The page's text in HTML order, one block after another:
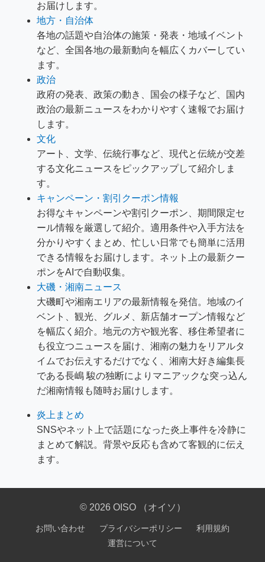
お届けします。
地方・自治体
各地の話題や自治体の施策・発表・地域イベント
など、全国各地の最新動向を幅広くカバーしてい
ます。
政治
政府の発表、政策の動き、国会の様子など、国内
政治の最新ニュースをわかりやすく速報でお届け
します。
文化
アート、文学、伝統行事など、現代と伝統が交差
する文化ニュースをピックアップして紹介しま
す。
キャンペーン・割引クーポン情報
お得なキャンペーンや割引クーポン、期間限定セ
ール情報を厳選して紹介。適用条件や入手方法を
分かりやすくまとめ、忙しい日常でも簡単に活用
できる情報をお届けします。ネット上の最新クー
ポンをAIで自動収集。
大磯・湘南ニュース
大磯町や湘南エリアの最新情報を発信。地域のイ
ベント、観光、グルメ、新店舗オープン情報など
を幅広く紹介。地元の方や観光客、移住希望者に
も役立つニュースを届け、湘南の魅力をリアルタ
イムでお伝えするだけでなく、湘南大好き編集長
である長嶋 駿の独断によりマニアックな突っ込ん
だ湘南情報も随時お届けします。
炎上まとめ
SNSやネット上で話題になった炎上事件を冷静に
まとめて解説。背景や反応も含めて客観的に伝え
ます。
© 2026 OISO （オイソ）
お問い合わせ プライバシーポリシー
利用規約
運営について